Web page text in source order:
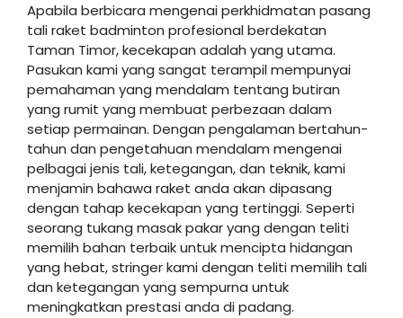
Apabila berbicara mengenai perkhidmatan pasang
tali raket badminton profesional berdekatan
Taman Timor, kecekapan adalah yang utama.
Pasukan kami yang sangat terampil mempunyai
pemahaman yang mendalam tentang butiran
yang rumit yang membuat perbezaan dalam
setiap permainan. Dengan pengalaman bertahun-
tahun dan pengetahuan mendalam mengenai
pelbagai jenis tali, ketegangan, dan teknik, kami
menjamin bahawa raket anda akan dipasang
dengan tahap kecekapan yang tertinggi. Seperti
seorang tukang masak pakar yang dengan teliti
memilih bahan terbaik untuk mencipta hidangan
yang hebat, stringer kami dengan teliti memilih tali
dan ketegangan yang sempurna untuk
meningkatkan prestasi anda di padang.